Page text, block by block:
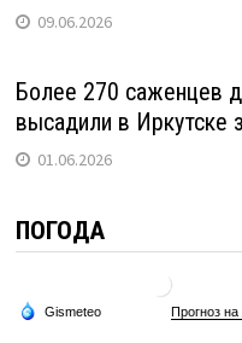
09.06.2026
Более 270 саженцев
высадили в Иркутске
01.06.2026
ПОГОДА